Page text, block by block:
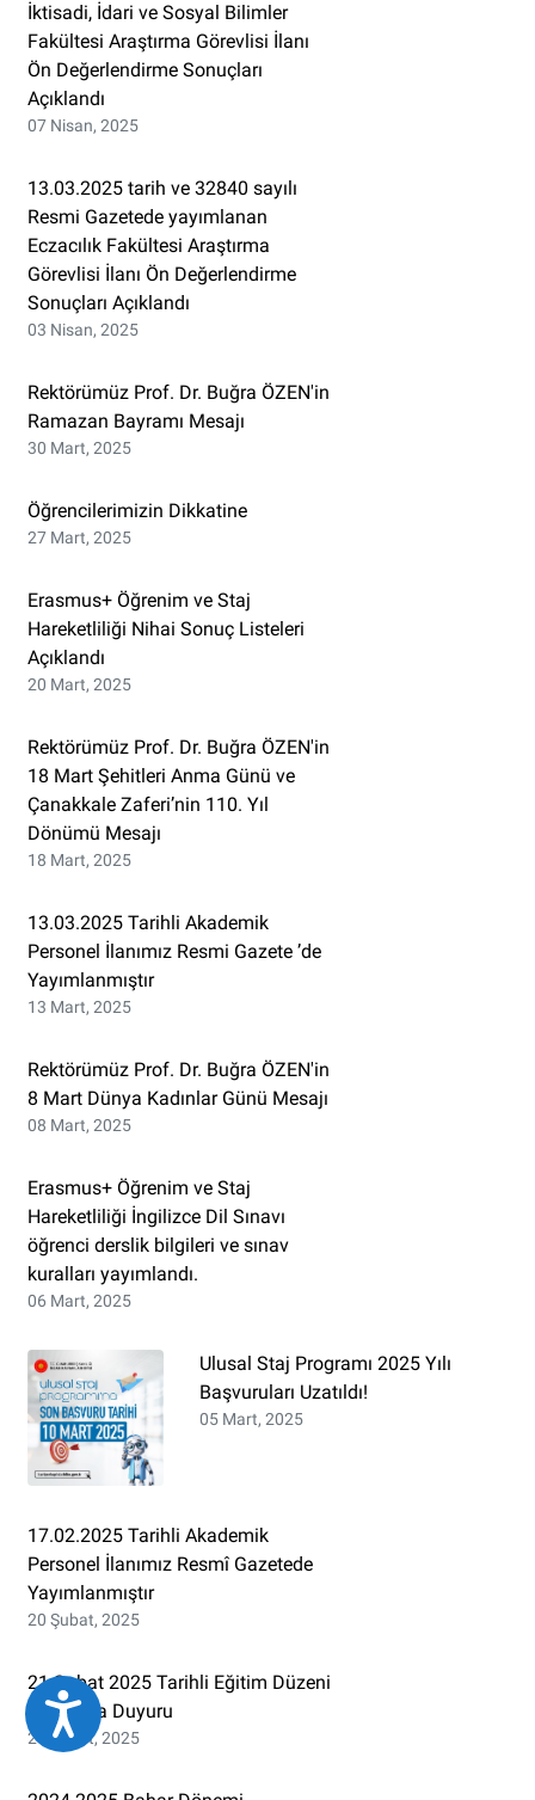
Eri&#351;ilebilirlik
İktisadi, İdari ve Sosyal Bilimler
Fakültesi Araştırma Görevlisi İlanı
Ön Değerlendirme Sonuçları
Açıklandı
07 Nisan, 2025
13.03.2025 tarih ve 32840 sayılı
Resmi Gazetede yayımlanan
Eczacılık Fakültesi Araştırma
Görevlisi İlanı Ön Değerlendirme
Sonuçları Açıklandı
03 Nisan, 2025
Rektörümüz Prof. Dr. Buğra ÖZEN'in
Ramazan Bayramı Mesajı
30 Mart, 2025
Öğrencilerimizin Dikkatine
27 Mart, 2025
Erasmus+ Öğrenim ve Staj
Hareketliliği Nihai Sonuç Listeleri
Açıklandı
20 Mart, 2025
Rektörümüz Prof. Dr. Buğra ÖZEN'in
18 Mart Şehitleri Anma Günü ve
Çanakkale Zaferi’nin 110. Yıl
Dönümü Mesajı
18 Mart, 2025
13.03.2025 Tarihli Akademik
Personel İlanımız Resmi Gazete ’de
Yayımlanmıştır
13 Mart, 2025
Rektörümüz Prof. Dr. Buğra ÖZEN'in
8 Mart Dünya Kadınlar Günü Mesajı
08 Mart, 2025
Erasmus+ Öğrenim ve Staj
Hareketliliği İngilizce Dil Sınavı
öğrenci derslik bilgileri ve sınav
kuralları yayımlandı.
06 Mart, 2025
Ulusal Staj Programı 2025 Yılı
Başvuruları Uzatıldı!
05 Mart, 2025
17.02.2025 Tarihli Akademik
Personel İlanımız Resmî Gazetede
Yayımlanmıştır
20 Şubat, 2025
21 Şubat 2025 Tarihli Eğitim Düzeni
Hakkında Duyuru
20 Şubat, 2025